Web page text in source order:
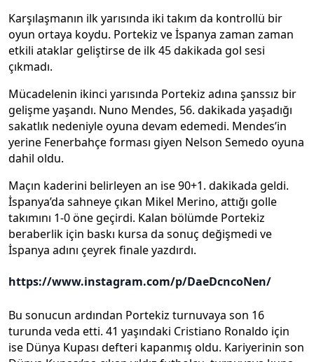
Karşılaşmanın ilk yarısında iki takım da kontrollü bir
oyun ortaya koydu. Portekiz ve İspanya zaman zaman
etkili ataklar geliştirse de ilk 45 dakikada gol sesi
çıkmadı.
Mücadelenin ikinci yarısında Portekiz adına şanssız bir
gelişme yaşandı. Nuno Mendes, 56. dakikada yaşadığı
sakatlık nedeniyle oyuna devam edemedi. Mendes’in
yerine Fenerbahçe forması giyen Nelson Semedo oyuna
dahil oldu.
Maçın kaderini belirleyen an ise 90+1. dakikada geldi.
İspanya’da sahneye çıkan Mikel Merino, attığı golle
takımını 1-0 öne geçirdi. Kalan bölümde Portekiz
beraberlik için baskı kursa da sonuç değişmedi ve
İspanya adını çeyrek finale yazdırdı.
https://www.instagram.com/p/DaeDcncoNen/
Bu sonucun ardından Portekiz turnuvaya son 16
turunda veda etti. 41 yaşındaki Cristiano Ronaldo için
ise Dünya Kupası defteri kapanmış oldu. Kariyerinin son